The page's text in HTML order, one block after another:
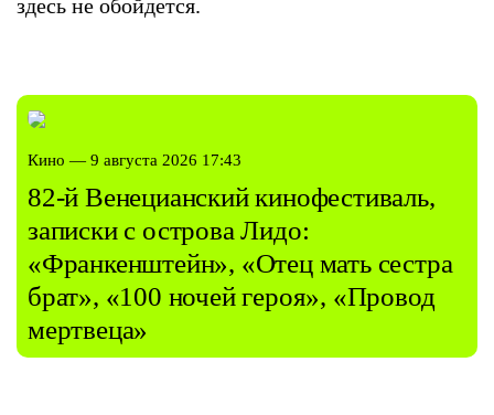
здесь не обойдется.
Кино — 9 августа 2026 17:43
82-й Венецианский кинофестиваль,
записки с острова Лидо:
«Франкенштейн», «Отец мать сестра
брат», «100 ночей героя», «Провод
мертвеца»